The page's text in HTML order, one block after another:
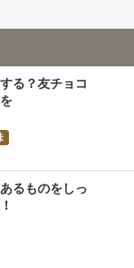
る？友チョコ
るものをしっ